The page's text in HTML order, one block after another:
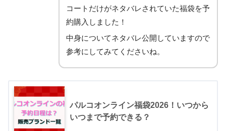
コートだけがネタバレされていた福袋を予
約購入しました！
中身についてネタバレ公開していますので
参考にしてみてくださいね。
パルコオンライン福袋2026！いつから
いつまで予約できる？